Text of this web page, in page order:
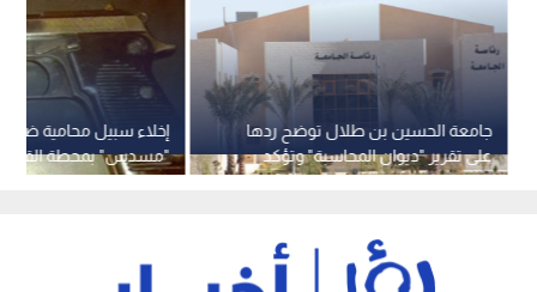
إخلاء سبيل محامية ضبط
"مسدس" بمحطة
جامعة الحسين بن طلال توضح ردها
على تقرير "ديوان المحاسبة" وتؤكد
تصويب معظم الملاحظات